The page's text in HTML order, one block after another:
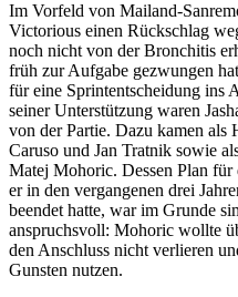
Im Vorfeld von Mailand-
Victorious einen Rückschlag
noch nicht von der Bronchitis
früh zur Aufgabe gezwungen
für eine Sprintentscheidung ins
seiner Unterstützung waren
von der Partie. Dazu kamen
Caruso und Jan Tratnik sowie
Matej Mohoric. Dessen Plan für
er in den vergangenen drei
beendet hatte, war im Grunde
anspruchsvoll: Mohoric wollte
den Anschluss nicht verlieren
Gunsten nutzen.